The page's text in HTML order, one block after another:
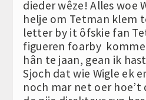
dieder wêze! Alles woe
helje om Tetman klem
letter by it ôfskie fan
figueren foarby
hân te jaan, gean ik
Sjoch dat wie Wigle ek
noch mar net oer hoe’t